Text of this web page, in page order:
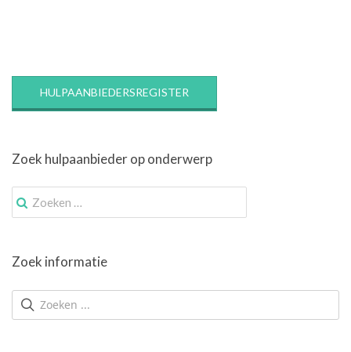
HULPAANBIEDERSREGISTER
Zoek hulpaanbieder op onderwerp
Zoek
naar:
Zoek informatie